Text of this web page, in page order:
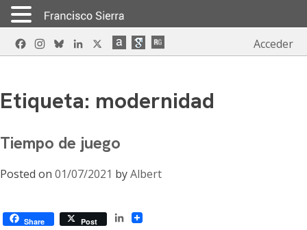
Skip
to
FacebookInstagram
BlueskyLinkedIn Acceder
Etiqueta: modernidad
Tiempo de juego
Posted on 01/07/2021 byAlbert
Share Post
LinkedIn